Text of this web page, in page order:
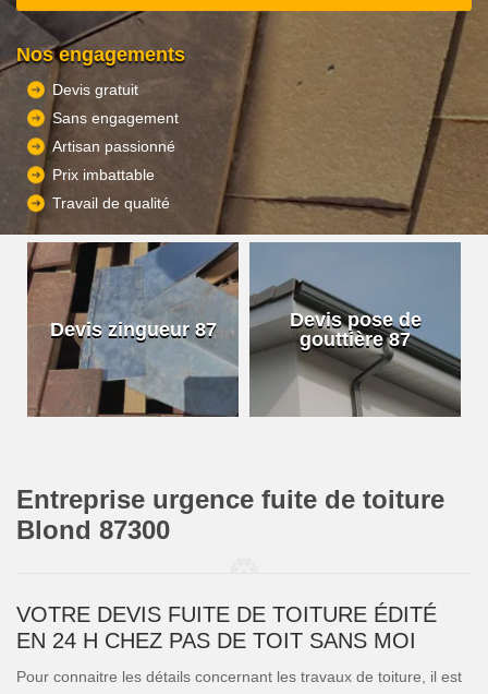
Nos engagements
Devis gratuit
Sans engagement
Artisan passionné
Prix imbattable
Travail de qualité
Devis zingueur 87
Devis pose de
gouttière 87
Entreprise urgence fuite de toiture
Blond 87300
VOTRE DEVIS FUITE DE TOITURE ÉDITÉ
EN 24 H CHEZ PAS DE TOIT SANS MOI
Pour connaitre les détails concernant les travaux de toiture, il est